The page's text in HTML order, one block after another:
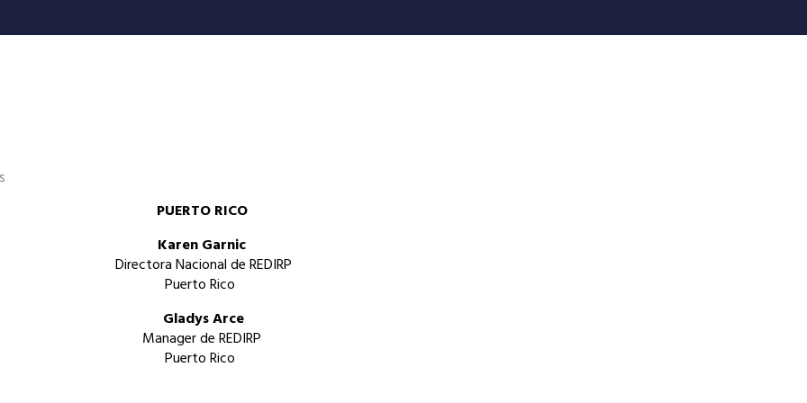
PUERTO RICO
Karen Garnic
Directora Nacional de REDIRP
Puerto Rico
Gladys Arce
Manager de REDIRP
Puerto Rico